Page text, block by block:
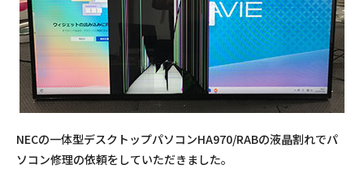
NECの一体型デスクトップパソコンHA970/RABの液晶割れでパ
ソコン修理の依頼をしていただきました。